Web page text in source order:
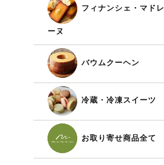
フィナンシェ・マドレ
ーヌ
バウムクーヘン
冷蔵・冷凍スイーツ
お取り寄せ商品全て